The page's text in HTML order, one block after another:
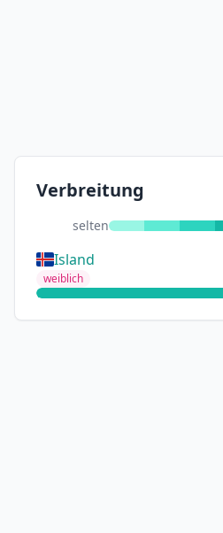
Verbreitung
selten
Island
weiblich